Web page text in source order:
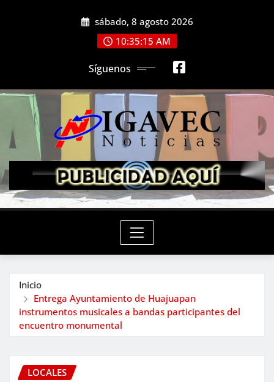
sábado, 8 agosto 2026
10:35:17 AM
Síguenos
Inicio
Entrega Ayuntamiento de Huajuapan
instrumentos musicales a bandas participantes del
encuentro monumental
LOCALES